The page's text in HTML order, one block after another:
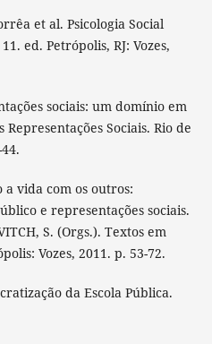
et al. Psicologia Social
ed. Petrópolis, RJ: Vozes,
sociais: um domínio em
Representações Sociais. Rio de
a vida com os outros:
e representações sociais.
S. (Orgs.). Textos em
Vozes, 2011. p. 53-72.
da Escola Pública.